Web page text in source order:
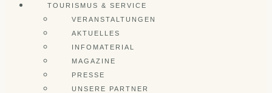
TOURISMUS & SERVICE
VERANSTALTUNGEN
AKTUELLES
INFOMATERIAL
MAGAZINE
PRESSE
UNSERE PARTNER